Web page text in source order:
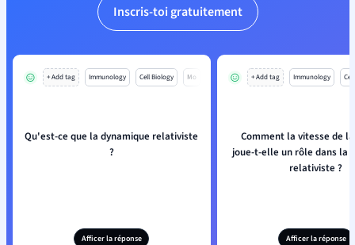
Inscris-toi gratuitement
+ Add tag Immunology Cell Biology Mo
Qu'est-ce que la dynamique relativiste
?
Afficer la réponse
+ Add tag Immunology
Comment la vitesse de
joue-t-elle un rôle dans la
relativiste ?
Afficer la réponse